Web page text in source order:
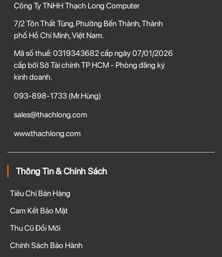
Công Ty TNHH Thạch Long Computer
7/2 Tôn Thất Tùng, Phường Bến Thành, Thành
phố Hồ Chí Minh, Việt Nam.
Mã số thuế: 0319343682 cấp ngày 07/01/2026
cấp bởi Sở Tài chính TP HCM - Phòng đăng ký
kinh doanh.
093-898-1733 (Mr.Hùng)
sales@thachlong.com
www.thachlong.com
Thông Tin & Chính Sách
Tiêu Chí Bán Hàng
Cam Kết Bảo Mật
Thu Cũ Đổi Mới
Chính Sách Bảo Hành